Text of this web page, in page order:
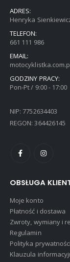
ADRES:
Henryka
TELEFON:
661 111 986
EMAIL:
GODZINY PRACY:
Pon-Pt / 9:00 - 17:00
NIP: 7752634403
REGON: 364426145
OBSŁUGA
Moje konto
Płatność i dostawa
Zwroty, wymiany i
Regulamin
Polityka prywatności
Klauzula